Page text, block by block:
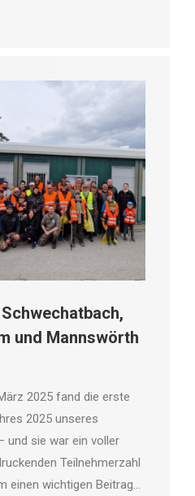
und Mannswörth
2025 fand die erste
2025 unseres
und sie war ein voller
Teilnehmerzahl
einen wichtigen Beitrag…